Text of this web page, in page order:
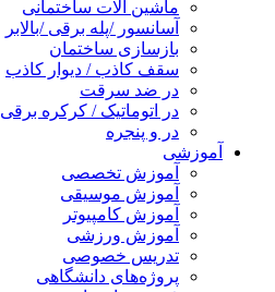
ماشین آلات ساختمانی
آسانسور /پله برقی /بالابر
بازسازی ساختمان
سقف کاذب / دیوار کاذب
در ضد سرقت
در اتوماتیک / کرکره برقی
در و پنجره
آموزشی
آموزش تخصصی
آموزش موسیقی
آموزش کامپیوتر
آموزش ورزشی
تدریس خصوصی
پروژه‌های دانشگاهی